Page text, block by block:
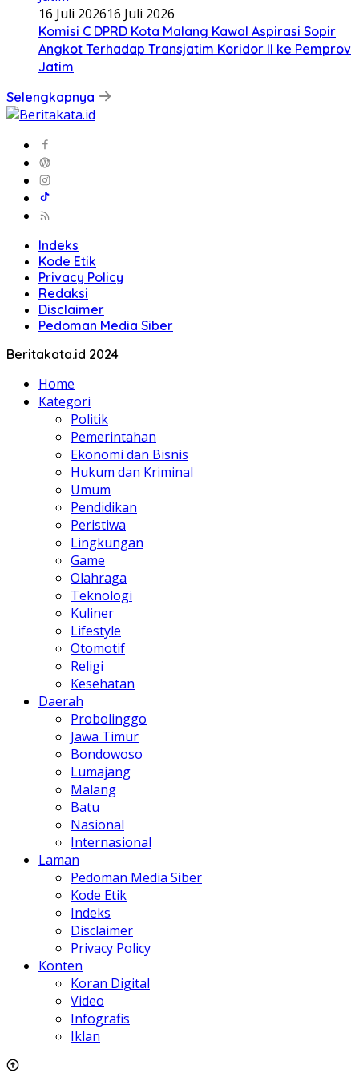
16 Juli 202616 Juli 2026
Komisi C DPRD Kota Malang Kawal Aspirasi Sopir
Angkot Terhadap Transjatim Koridor II ke Pemprov
Jatim
Selengkapnya
Indeks
Kode Etik
Privacy Policy
Redaksi
Disclaimer
Pedoman Media Siber
Beritakata.id 2024
Home
Kategori
Politik
Pemerintahan
Ekonomi dan Bisnis
Hukum dan Kriminal
Umum
Pendidikan
Peristiwa
Lingkungan
Game
Olahraga
Teknologi
Kuliner
Lifestyle
Otomotif
Religi
Kesehatan
Daerah
Probolinggo
Jawa Timur
Bondowoso
Lumajang
Malang
Batu
Nasional
Internasional
Laman
Pedoman Media Siber
Kode Etik
Indeks
Disclaimer
Privacy Policy
Konten
Koran Digital
Video
Infografis
Iklan